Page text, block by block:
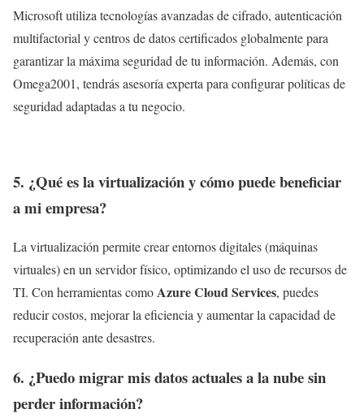
Microsoft utiliza tecnologías avanzadas de cifrado, autenticación
multifactorial y centros de datos certificados globalmente para
garantizar la máxima seguridad de tu información. Además, con
Omega2001, tendrás asesoría experta para configurar políticas de
seguridad adaptadas a tu negocio.
5. ¿Qué es la virtualización y cómo puede beneficiar
a mi empresa?
La virtualización permite crear entornos digitales (máquinas
virtuales) en un servidor físico, optimizando el uso de recursos de
TI. Con herramientas comoAzure Cloud Services, puedes
reducir costos, mejorar la eficiencia y aumentar la capacidad de
recuperación ante desastres.
6. ¿Puedo migrar mis datos actuales a la nube sin
perder información?